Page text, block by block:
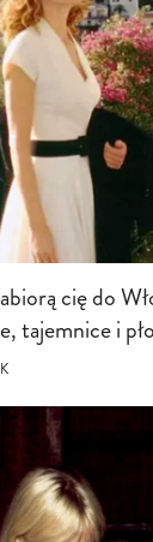
cię do
tajemnice i